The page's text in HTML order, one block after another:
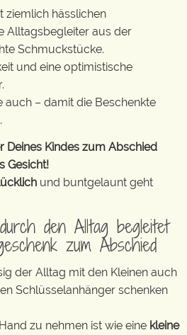
ziemlich hässlichen
Alltagsbegleiter aus der
Schmuckstücke.
und eine optimistische
auch – damit die Beschenkte
Deines Kindes zum Abschied
Gesicht!
und buntgelaunt geht
den Alltag begleitet
zum Abschied
der Alltag mit den Kleinen auch
Schlüsselanhänger schenken
zu nehmen ist wie eine kleine